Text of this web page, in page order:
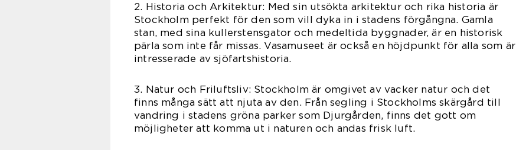
2. Historia och Arkitektur: Med sin utsökta arkitektur och rika historia är
Stockholm perfekt för den som vill dyka in i stadens förgångna. Gamla
stan, med sina kullerstensgator och medeltida byggnader, är en historisk
pärla som inte får missas. Vasamuseet är också en höjdpunkt för alla som är
intresserade av sjöfartshistoria.
3. Natur och Friluftsliv: Stockholm är omgivet av vacker natur och det
finns många sätt att njuta av den. Från segling i Stockholms skärgård till
vandring i stadens gröna parker som Djurgården, finns det gott om
möjligheter att komma ut i naturen och andas frisk luft.